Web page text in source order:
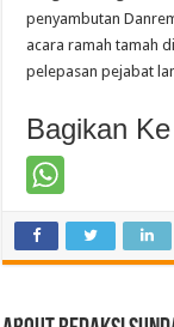
penyambutan
acara ramah tamah
pelepasan pejabat
Bagikan Ke